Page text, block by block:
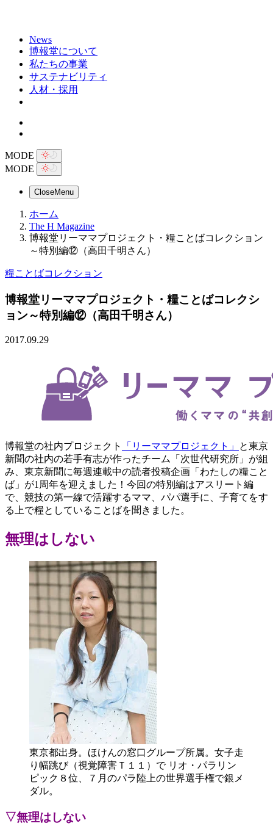
News
博報堂について
私たちの事業
サステナビリティ
人材・採用
MODE
MODE
CloseMenu
ホーム
The H Magazine
博報堂リーママプロジェクト・糧ことばコレクション
～特別編⑫（高田千明さん）
糧ことばコレクション
博報堂リーママプロジェクト・糧ことばコレクシ
ョン～特別編⑫（高田千明さん）
2017.09.29
博報堂の社内プロジェクト 「リーママプロジェクト」
と東京
新聞の社内の若手有志が作ったチーム「次世代研究所」が組
み、東京新聞に毎週連載中の読者投稿企画「わたしの糧こと
ば」が1周年を迎えました！今回の特別編はアスリート編
で、競技の第一線で活躍するママ、パパ選手に、子育てをす
る上で糧としていることばを聞きました。
無理はしない
東京都出身。ほけんの窓口グループ所属。女子走
り幅跳び（視覚障害Ｔ１１）で リオ・パラリン
ピック８位、７月のパラ陸上の世界選手権で銀メ
ダル。
▽無理はしない